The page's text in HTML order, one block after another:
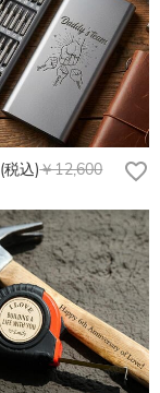
(税込)￥12,600